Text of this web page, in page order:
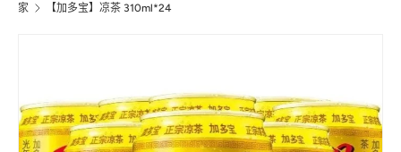
家 【加多宝】凉茶 310ml*24